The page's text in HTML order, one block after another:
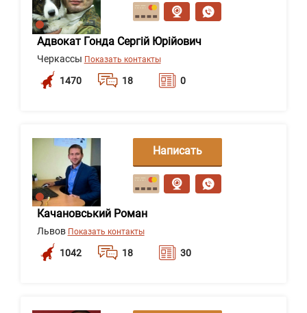
Адвокат Гонда Сергій Юрійович
Черкассы Показать контакты
1470 18 0
сообщение
Качановський Роман
Львов Показать контакты
1042 18 30
Написать
сообщение